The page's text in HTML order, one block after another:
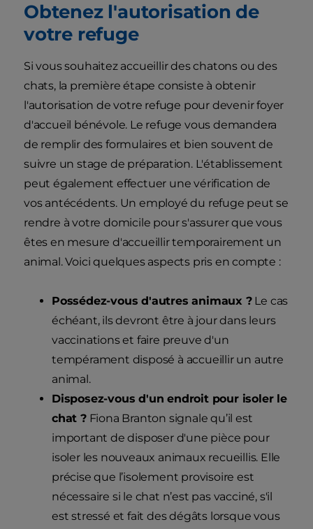
Obtenez l'autorisation de
votre refuge
Si vous souhaitez accueillir des chatons ou des
chats, la première étape consiste à obtenir
l'autorisation de votre refuge pour devenir foyer
d'accueil bénévole. Le refuge vous demandera
de remplir des formulaires et bien souvent de
suivre un stage de préparation. L'établissement
peut également effectuer une vérification de
vos antécédents. Un employé du refuge peut se
rendre à votre domicile pour s'assurer que vous
êtes en mesure d'accueillir temporairement un
animal. Voici quelques aspects pris en compte :
Possédez-vous d'autres animaux ?Le cas
échéant, ils devront être à jour dans leurs
vaccinations et faire preuve d'un
tempérament disposé à accueillir un autre
animal.
Disposez-vous d'un endroit pour isoler le
chat ?Fiona Branton signale qu’il est
important de disposer d'une pièce pour
isoler les nouveaux animaux recueillis. Elle
précise que l’isolement provisoire est
nécessaire si le chat n’est pas vacciné, s'il
est stressé et fait des dégâts lorsque vous